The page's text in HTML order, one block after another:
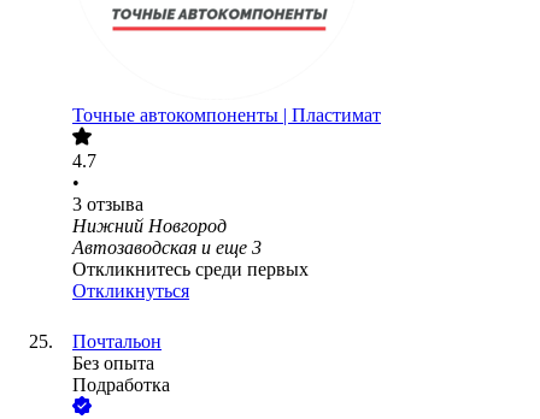
Точные автокомпоненты | Пластимат
4.7
•
3 отзыва
Нижний Новгород
Автозаводская и еще 3
Откликнитесь среди первых
Откликнуться
Почтальон
Без опыта
Подработка